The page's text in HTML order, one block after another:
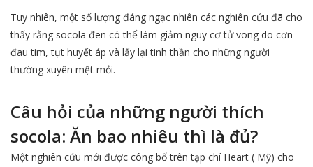
Tuy nhiên, một số lượng đáng ngạc nhiên các nghiên cứu đã cho
thấy rằng socola đen có thể làm giảm nguy cơ tử vong do cơn
đau tim, tụt huyết áp và lấy lại tinh thần cho những người
thường xuyên mệt mỏi.
Câu hỏi của những người thích
socola: Ăn bao nhiêu thì là đủ?
Một nghiên cứu mới được công bố trên tạp chí Heart ( Mỹ) cho